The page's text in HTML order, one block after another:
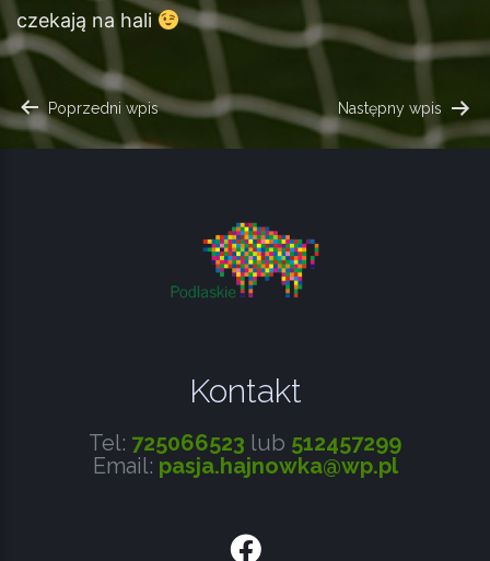
czekają na hali
NAWIGACJA
Poprzedni wpis Następny wpis
Kontakt
Tel: 725066523 lub 512457299
Email: pasja.hajnowka@wp.pl
Facebook